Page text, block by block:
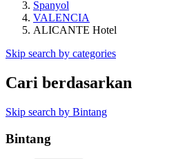
Spanyol
VALENCIA
ALICANTE Hotel
Skip search by categories
Cari berdasarkan
Skip search by Bintang
Bintang